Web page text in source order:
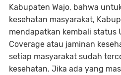
Kabupaten Wajo, bahwa
kesehatan masyarakat,
mendapatkan kembali status
Coverage atau jaminan
setiap masyarakat sudah
kesehatan. Jika ada yang